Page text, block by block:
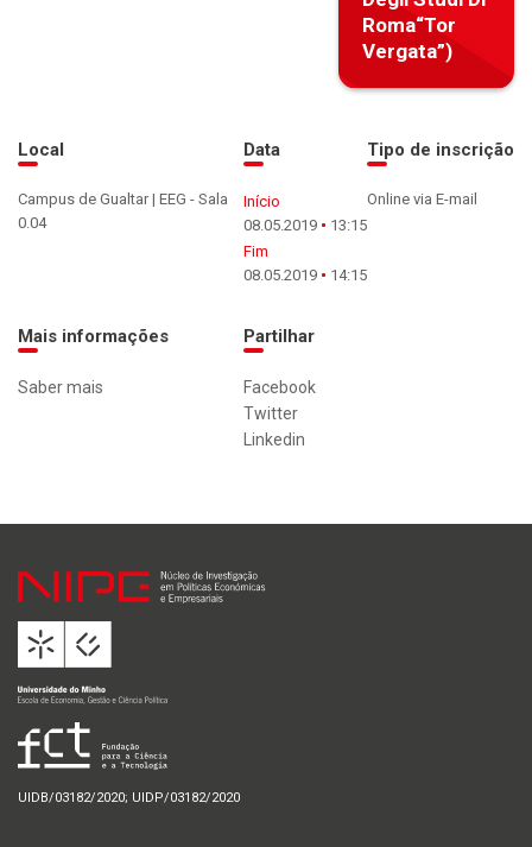
Roma“Tor
Vergata”)
Local
Campus de Gualtar | EEG - Sala
0.04
Data
Início
08.05.2019
13:15
Fim
08.05.2019
14:15
Tipo de inscrição
Online via E-mail
Mais informações
Saber mais
Partilhar
Facebook
Twitter
Linkedin
UIDB/03182/2020; UIDP/03182/2020